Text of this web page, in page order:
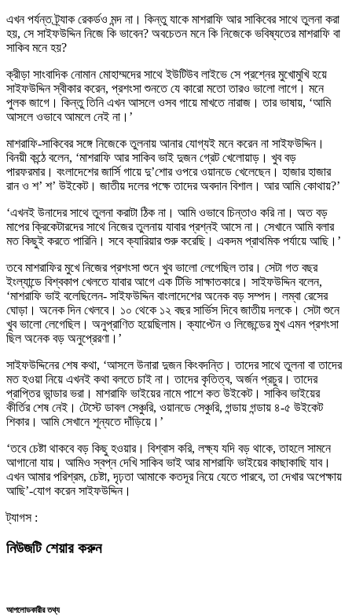
এখন পর্যন্ত ট্র্যাক রেকর্ডও মন্দ না। কিন্তু যাকে মাশরাফি আর সাকিবের সাথে তুলনা করা
হয়, সে সাইফউদ্দিন নিজে কি ভাবেন? অবচেতন মনে কি নিজেকে ভবিষ্যতের মাশরাফি বা
সাকিব মনে হয়?
ক্রীড়া সাংবাদিক নোমান মোহাম্মদের সাথে ইউটিউব লাইভে সে প্রশ্নের মুখোমুখি হয়ে
সাইফউদ্দিন স্বীকার করেন, প্রশংসা শুনতে যে কারো মতো তারও ভালো লাগে। মনে
পুলক জাগে। কিন্তু তিনি এখন আসলে ওসব গায়ে মাখতে নারাজ। তার ভাষায়, ‘আমি
আসলে ওভাবে আমলে নেই না।’
মাশরাফি-সাকিবের সঙ্গে নিজেকে তুলনায় আনার যোগ্যই মনে করেন না সাইফউদ্দিন।
বিনয়ী কন্ঠে বলেন, ‘মাশরাফি আর সাকিব ভাই দুজন গ্রেট খেলোয়াড়। খুব বড়
পারফরমার। বংলাদেশের জার্সি গায়ে দু’শোর ওপরে ওয়ানডে খেলেছেন। হাজার হাজার
রান ও শ’ শ’ উইকেট। জাতীয় দলের পক্ষে তাদের অবদান বিশাল। আর আমি কোথায়?’
‘এখনই উনাদের সাথে তুলনা করাটা ঠিক না। আমি ওভাবে চিন্তাও করি না। অত বড়
মাপের ক্রিকেটারদের সাথে নিজের তুলনায় যাবার প্রশ্নই আসে না। সেখানে আমি বলার
মত কিছুই করতে পারিনি। সবে ক্যারিয়ার শুরু করেছি। একদম প্রাথমিক পর্যায়ে আছি।’
তবে মাশরাফির মুখে নিজের প্রশংসা শুনে খুব ভালো লেগেছিল তার। সেটা গত বছর
ইংল্যান্ডে বিশ্বকাপ খেলতে যাবার আগে এক টিভি সাক্ষাতকারে। সাইফউদ্দিন বলেন,
‘মাশরাফি ভাই বলেছিলেন- সাইফউদ্দিন বাংলাদেশের অনেক বড় সম্পদ। লম্বা রেসের
ঘোড়া। অনেক দিন খেলবে। ১০ থেকে ১২ বছর সার্ভিস দিবে জাতীয় দলকে। সেটা শুনে
খুব ভালো লেগেছিল। অনুপ্রাণিত হয়েছিলাম। ক্যাপ্টেন ও লিজেন্ডের মুখ এমন প্রশংসা
ছিল অনেক বড় অনুপ্রেরণা।’
সাইফউদ্দিনের শেষ কথা, ‘আসলে উনারা দুজন কিংবদন্তি। তাদের সাথে তুলনা বা তাদের
মত হওয়া নিয়ে এখনই কথা বলতে চাই না। তাদের কৃতিত্ব, অর্জন প্রচুর। তাদের
প্রাপ্তির ভান্ডার ভরা। মাশরাফি ভাইয়ের নামে পাশে কত উইকেট। সাকিব ভাইয়ের
কীর্তির শেষ নেই। টেস্টে ডাবল সেঞ্চুরি, ওয়ানডে সেঞ্চুরি, গন্ডায় গন্ডায় ৪-৫ উইকেট
শিকার। আমি সেখানে শূন্যতে দাঁড়িয়ে।’
‘তবে চেষ্টা থাকবে বড় কিছু হওয়ার। বিশ্বাস করি, লক্ষ্য যদি বড় থাকে, তাহলে সামনে
আগানো যায়। আমিও স্বপ্ন দেখি সাকিব ভাই আর মাশরাফি ভাইয়ের কাছাকাছি যাব।
এখন আমার পরিশ্রম, চেষ্টা, দৃঢ়তা আমাকে কতদূর নিয়ে যেতে পারবে, তা দেখার অপেক্ষায়
আছি’-যোগ করেন সাইফউদ্দিন।
ট্যাগস :
নিউজটি শেয়ার করুন
আপলোডকারীর তথ্য